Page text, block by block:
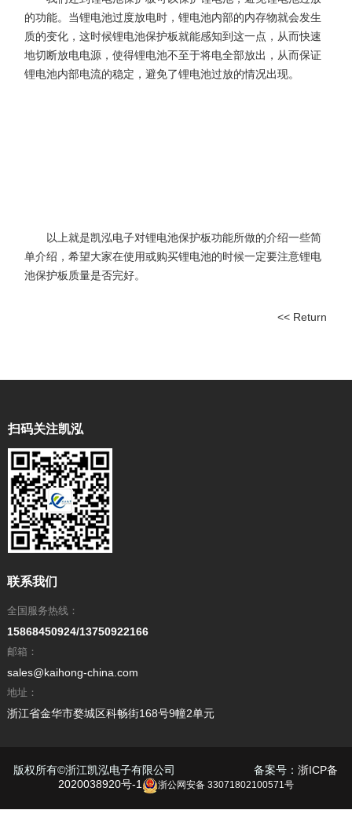
的功能。当锂电池过度放电时，锂电池内部的内存物就会发生
质的变化，这时候锂电池保护板就能感知到这一点，从而快速
地切断放电电源，使得锂电池不至于将电全部放出，从而保证
锂电池内部电流的稳定，避免了锂电池过放的情况出现。
以上就是凯泓电子对锂电池保护板功能所做的介绍一些简
单介绍，希望大家在使用或购买锂电池的时候一定要注意锂电
池保护板质量是否完好。
<< Return
扫码关注凯泓
联系我们
全国服务热线：
15868450924/13750922166
邮箱：
sales@kaihong-china.com
地址：
浙江省金华市婺城区科畅街168号9幢2单元
版权所有©浙江凯泓电子有限公司 备案号：浙ICP备
2020038920号-1
浙公网安备 33071802100571号